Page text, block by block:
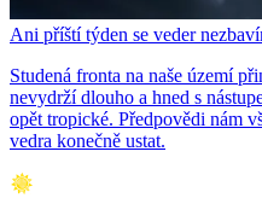
Ani příští týden se veder
Studená fronta na naše území
nevydrží dlouho a hned s
opět tropické. Předpovědi nám
vedra konečně ustat.